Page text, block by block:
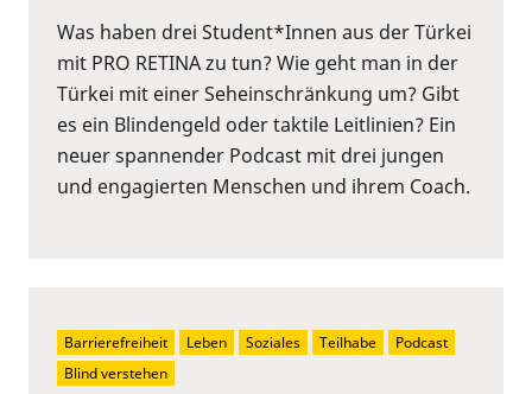
Was haben drei Student*Innen aus der Türkei
mit PRO RETINA zu tun? Wie geht man in der
Türkei mit einer Seheinschränkung um? Gibt
es ein Blindengeld oder taktile Leitlinien? Ein
neuer spannender Podcast mit drei jungen
und engagierten Menschen und ihrem Coach.
Barrierefreiheit Leben Soziales Teilhabe
Podcast
Blind verstehen